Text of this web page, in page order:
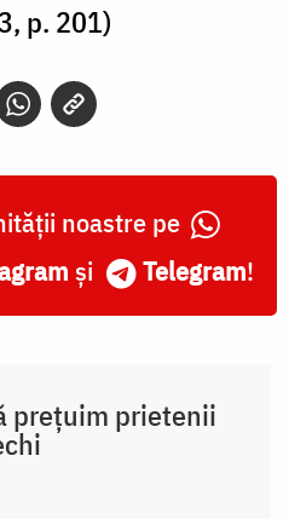
p. 201)
noastre pe
și Telegram!
prețuim prietenii